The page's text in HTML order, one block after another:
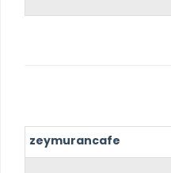
zeymurancafe